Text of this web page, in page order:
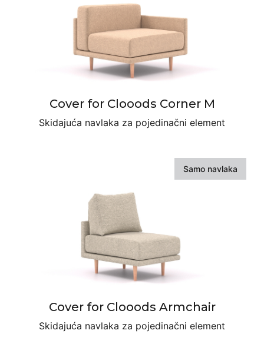
Cover for Clooods Corner M
Skidajuća navlaka za pojedinačni element
Samo navlaka
Cover for Clooods Armchair
Skidajuća navlaka za pojedinačni element